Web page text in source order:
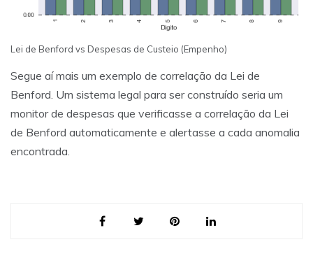
Lei de Benford vs Despesas de Custeio (Empenho)
Segue aí mais um exemplo de correlação da Lei de
Benford. Um sistema legal para ser construído seria um
monitor de despesas que verificasse a correlação da Lei
de Benford automaticamente e alertasse a cada anomalia
encontrada.